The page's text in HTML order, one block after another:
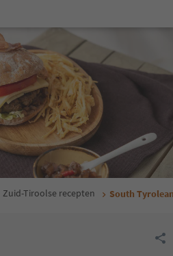
Zuid-Tiroolse recepten South